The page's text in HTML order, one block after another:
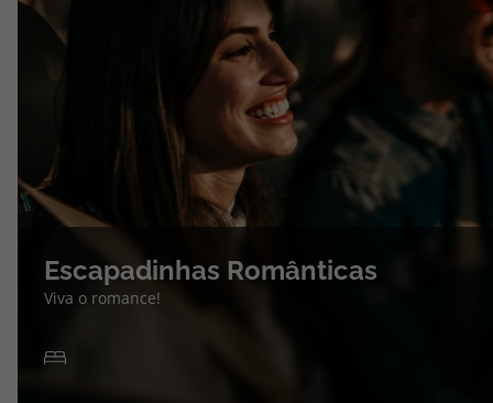
Escapadinhas Românticas
Viva o romance!